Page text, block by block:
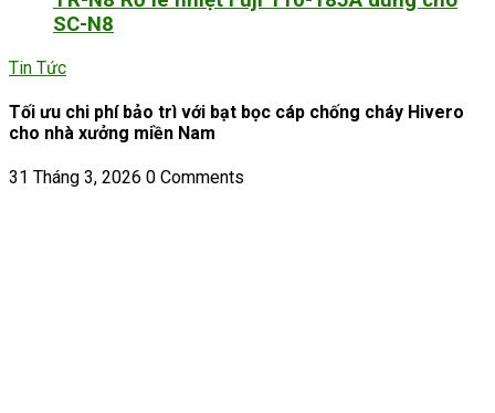
SC-N8
Tin Tức
Tối ưu chi phí bảo trì với bạt bọc cáp chống cháy Hivero
cho nhà xưởng miền Nam
31 Tháng 3, 2026 0 Comments